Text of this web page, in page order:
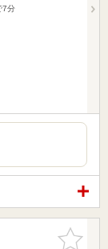
7分
お気に入
りに追加